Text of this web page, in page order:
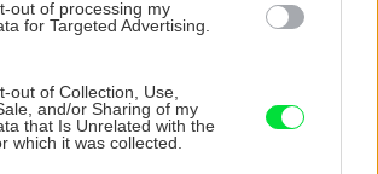
out of processing my
for Targeted Advertising.
out of Collection, Use,
and/or Sharing of my
that Is Unrelated with the
which it was collected.
S motorovou pílou sa
Slovák sa nebál a v
Čičmanoch si postavil
montovaný domček v
duchu tradícií